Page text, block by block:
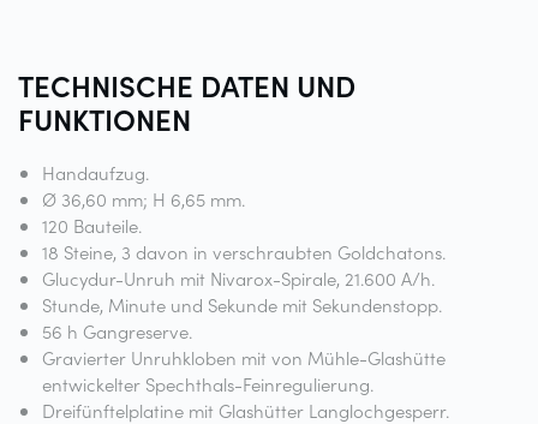
TECHNISCHE DATEN UND
FUNKTIONEN
Handaufzug.
Ø 36,60 mm; H 6,65 mm.
120 Bauteile.
18 Steine, 3 davon in verschraubten Goldchatons.
Glucydur-Unruh mit Nivarox-Spirale, 21.600 A/h.
Stunde, Minute und Sekunde mit Sekundenstopp.
56 h Gangreserve.
Gravierter Unruhkloben mit von Mühle-Glashütte
entwickelter Spechthals-Feinregulierung.
Dreifünftelplatine mit Glashütter Langlochgesperr.